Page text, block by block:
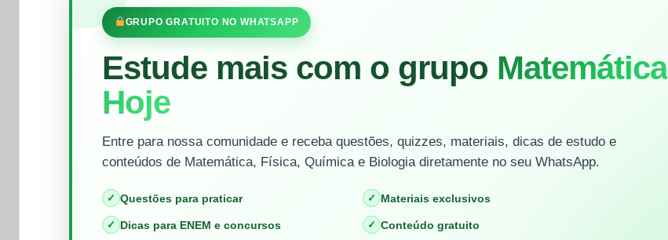
GRUPO GRATUITO NO WHATSAPP
Estude mais com o grupo Matemática
Hoje
Entre para nossa comunidade e receba questões, quizzes, materiais, dicas de estudo e
conteúdos de Matemática, Física, Química e Biologia diretamente no seu WhatsApp.
✓ Questões para praticar ✓ Materiais exclusivos
✓ Dicas para ENEM e concursos ✓ Conteúdo gratuito